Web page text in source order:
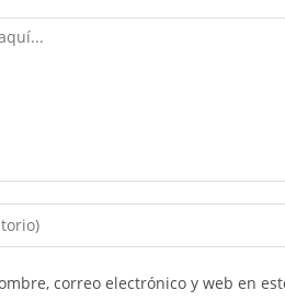
correo electrónico y web en